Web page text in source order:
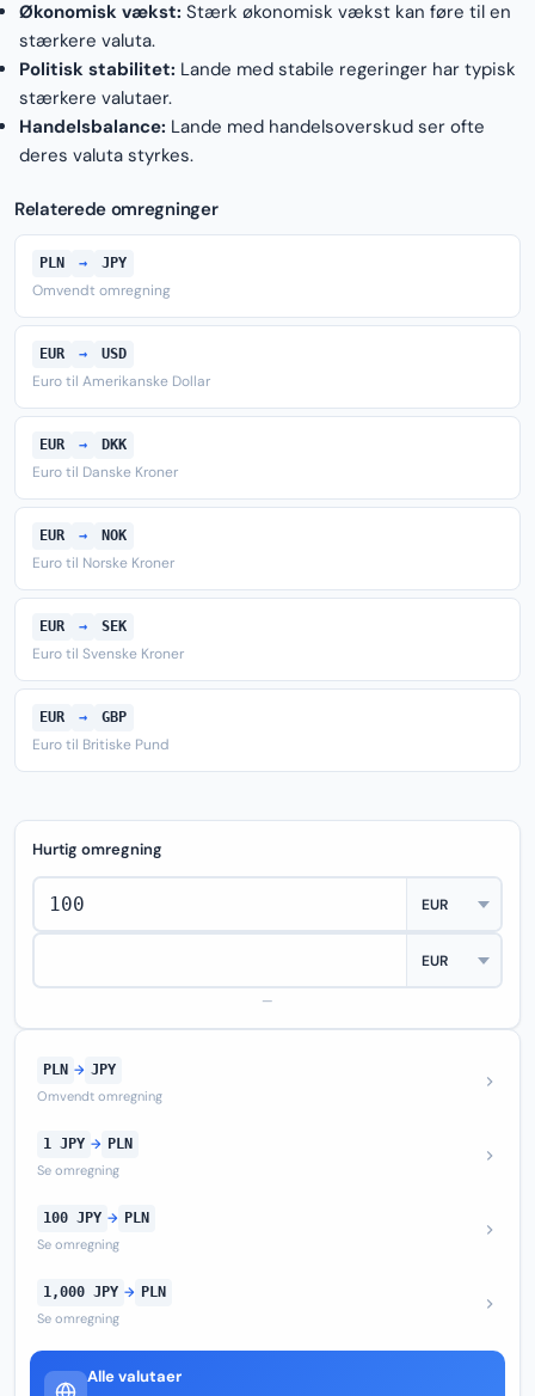
Økonomisk vækst: Stærk økonomisk vækst kan føre til en
stærkere valuta.
Politisk stabilitet: Lande med stabile regeringer har typisk
stærkere valutaer.
Handelsbalance: Lande med handelsoverskud ser ofte
deres valuta styrkes.
Relaterede omregninger
PLN → JPY
Omvendt omregning
EUR → USD
Euro til Amerikanske Dollar
EUR → DKK
Euro til Danske Kroner
EUR → NOK
Euro til Norske Kroner
EUR → SEK
Euro til Svenske Kroner
EUR → GBP
Euro til Britiske Pund
Hurtig omregning
—
PLN → JPY
Omvendt omregning
1 JPY → PLN
Se omregning
100 JPY → PLN
Se omregning
1,000 JPY → PLN
Se omregning
Alle valutaer